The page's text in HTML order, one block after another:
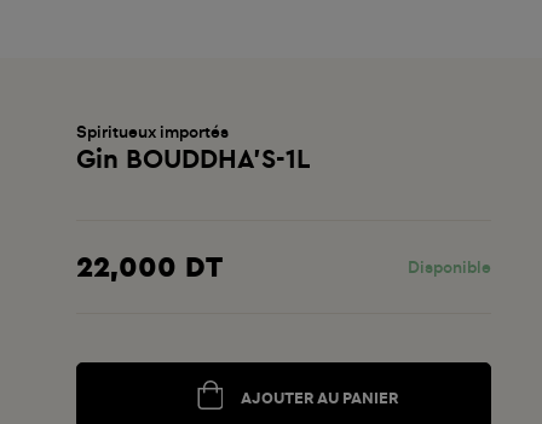
Spiritueux importés
Gin BOUDDHA'S-1L
22,000 DT Disponible
AJOUTER AU PANIER